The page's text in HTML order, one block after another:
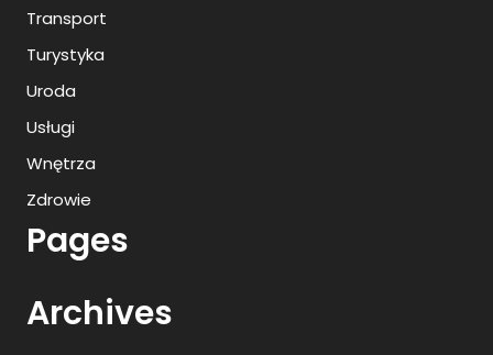
Transport
Turystyka
Uroda
Usługi
Wnętrza
Zdrowie
Pages
Archives